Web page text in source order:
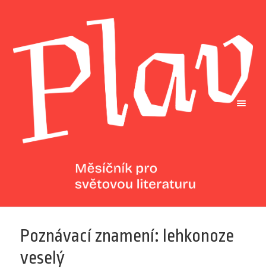
Poznávací znamení: lehkonoze
veselý